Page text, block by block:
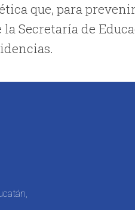
que, para
Secretaría de